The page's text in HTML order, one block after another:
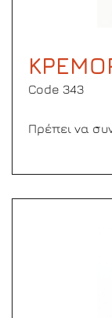
Code 343
Πρέπει να